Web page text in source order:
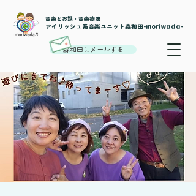
音楽とお話・音楽療法
​アイリッシュ系音楽ユニット森和田-moriwada-
森和田にメールする